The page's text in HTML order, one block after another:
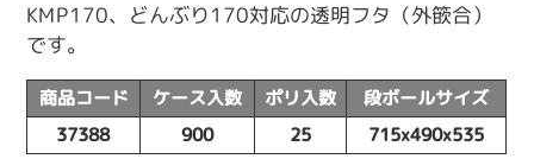
KMP170、どんぶり170対応の透明フタ（外篏合）
です。
商品コード ケース入数 ポリ入数 段ボールサイズ
37388 900 25 715x490x535